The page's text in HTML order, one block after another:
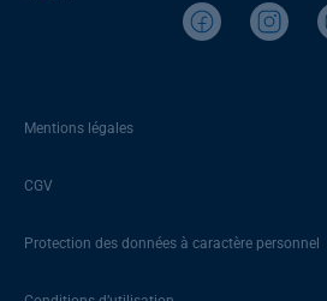
Mentions légales
CGV
Protection des données à caractère personnel